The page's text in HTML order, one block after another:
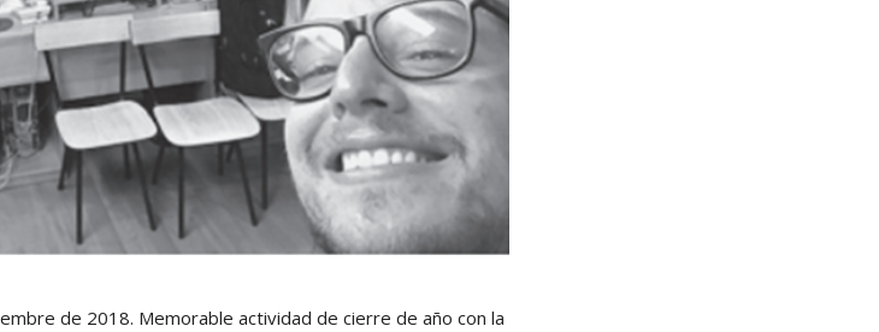
de 2018. Memorable actividad de cierre de año con la